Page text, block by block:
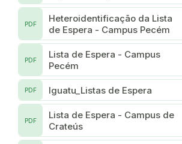
Heteroidentificação da Lista
de Espera - Campus Pecém
PDF
Lista de Espera - Campus
Pecém
PDF
Iguatu_Listas de Espera
PDF
Lista de Espera - Campus de
Crateús
PDF